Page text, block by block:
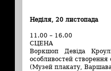
Неділя, 20 листопада
11.00 – 16.00
СЦЕНА
Воркшоп Девіда
особливостей
(Музей плакату,